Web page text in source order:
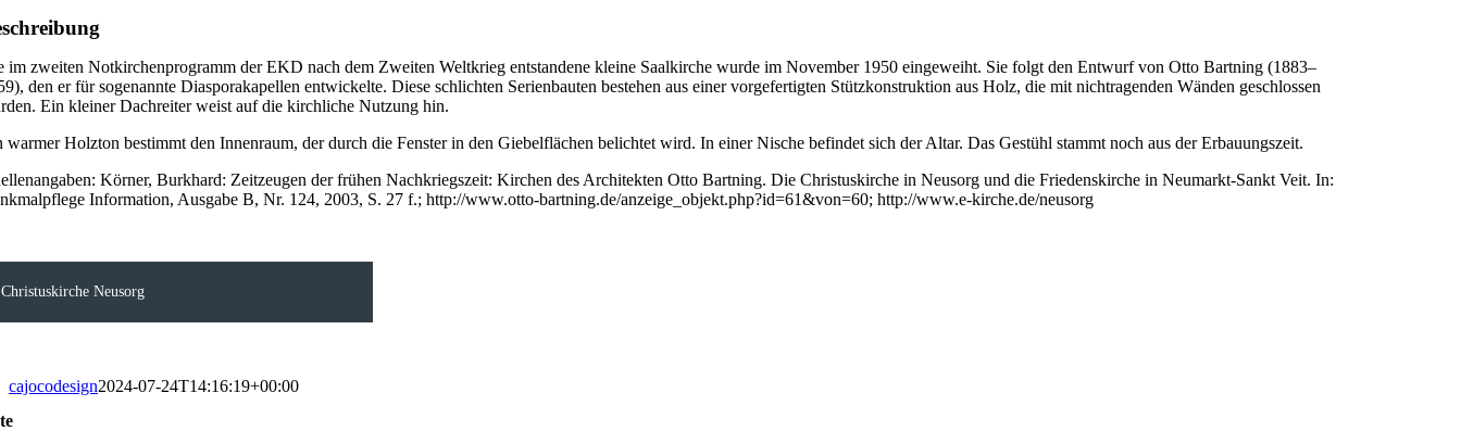
im zweiten Notkirchenprogramm der EKD nach dem Zweiten Weltkrieg entstandene kleine Saalkirche wurde im November 1950 eingeweiht. Sie folgt den Entwurf von Otto Bartning (1883–
den er für sogenannte Diasporakapellen entwickelte. Diese schlichten Serienbauten bestehen aus einer vorgefertigten Stützkonstruktion aus Holz, die mit nichtragenden Wänden geschlossen
Ein kleiner Dachreiter weist auf die kirchliche Nutzung hin.
warmer Holzton bestimmt den Innenraum, der durch die Fenster in den Giebelflächen belichtet wird. In einer Nische befindet sich der Altar. Das Gestühl stammt noch aus der Erbauungszeit.
Körner, Burkhard: Zeitzeugen der frühen Nachkriegszeit: Kirchen des Architekten Otto Bartning. Die Christuskirche in Neusorg und die Friedenskirche in Neumarkt-Sankt Veit. In:
Information, Ausgabe B, Nr. 124, 2003, S. 27 f.; http://www.otto-bartning.de/anzeige_objekt.php?id=61&von=60; http://www.e-kirche.de/neusorg
Christuskirche Neusorg
cajocodesign2024-07-24T14:16:19+00:00